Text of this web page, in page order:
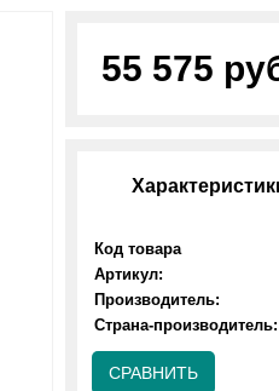
55 575
Код товара
Артикул:
Производитель:
Страна-производитель:
СРАВНИТЬ